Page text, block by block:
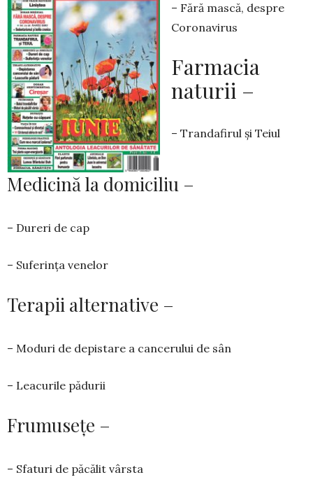
– Fără mască, despre
Coronavirus
Farmacia
naturii –
– Trandafirul și Teiul
Medicină la domiciliu –
– Dureri de cap
– Suferința venelor
Terapii alternative –
– Moduri de depistare a cancerului de sân
– Leacurile pădurii
Frumusețe –
– Sfaturi de păcălit vârsta